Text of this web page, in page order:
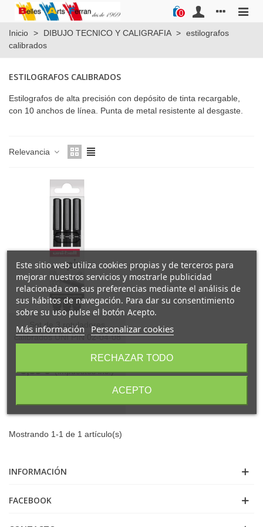
0
Inicio > DIBUJO TECNICO Y CALIGRAFIA > estilografos
calibrados
ESTILOGRAFOS CALIBRADOS
Estilografos de alta precisión con depósito de tinta recargable,
con 10 anchos de línea. Punta de metal resistente al desgaste.
Relevancia
Set de 3 rotuladores
calibrados UNI PIN 02-04-08
Referencia: UNIPIN3CAL
5,35 € (impuestos inc.)
Mostrando 1-1 de 1 artículo(s)
INFORMACIÓN
FACEBOOK
Este sitio web utiliza cookies propias y de terceros para
mejorar nuestros servicios y mostrarle publicidad
relacionada con sus preferencias mediante el análisis de
sus hábitos de navegación. Para dar su consentimiento
sobre su uso pulse el botón Acepto.
Más información Personalizar cookies
RECHAZAR TODO
ACEPTO